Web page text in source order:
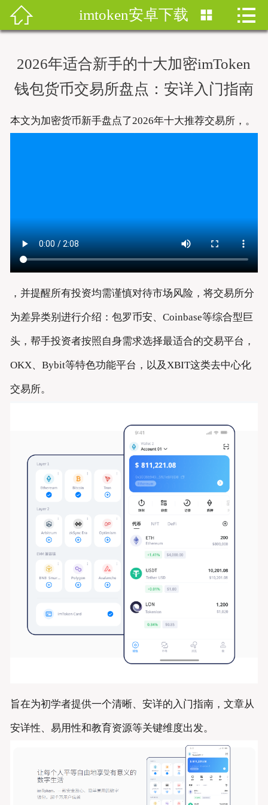
 首页
imToken最新版
 imtoken安卓下载  
2026年适合新手的十大加密imToken
钱包货币交易所盘点：安详入门指南
本文为加密货币新手盘点了2026年十大推荐交易所，。
，并提醒所有投资均需谨慎对待市场风险，将交易所分
为差异类别进行介绍：包罗币安、Coinbase等综合型巨
头，帮手投资者按照自身需求选择最适合的交易平台，
OKX、Bybit等特色功能平台，以及XBIT这类去中心化
交易所。
旨在为初学者提供一个清晰、安详的入门指南，文章从
安详性、易用性和教育资源等关键维度出发。